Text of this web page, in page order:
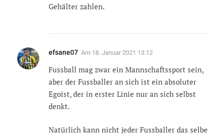
Gehälter zahlen.
efsane07 Am 18. Januar 2021 13:12
Fussball mag zwar ein Mannschaftssport sein,
aber der Fussballer an sich ist ein absoluter
Egoist, der in erster Linie nur an sich selbst
denkt.
Natürlich kann nicht jeder Fussballer das selbe